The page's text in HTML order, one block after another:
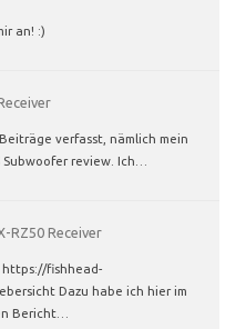
an! :)
verfasst, nämlich mein
review. Ich…
RZ50 Receiver
https://fishhead-
Dazu habe ich hier im
Bericht…